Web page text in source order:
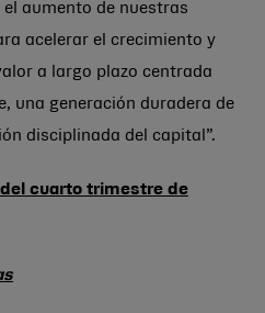
aumento de nuestras
acelerar el crecimiento y
a largo plazo centrada
una generación duradera de
disciplinada del capital”.
cuarto trimestre de